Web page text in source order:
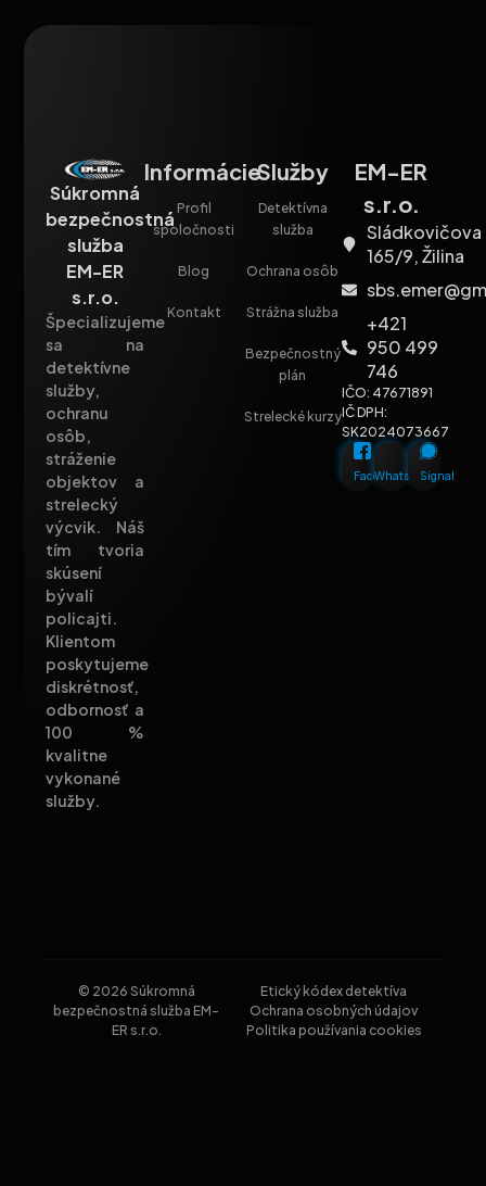
Súkromná
bezpečnostná
služba
EM-ER
s.r.o.
Špecializujeme
sa na
detektívne
služby,
ochranu
osôb,
stráženie
objektov a
strelecký
výcvik. Náš
tím tvoria
skúsení
bývalí
policajti.
Klientom
poskytujeme
diskrétnosť,
odbornosť a
100 %
kvalitne
vykonané
služby.
Informácie
Profil
spoločnosti
Blog
Kontakt
Služby
Detektívna
služba
Ochrana osôb
Strážna služba
Bezpečnostný
plán
Strelecké kurzy
EM-ER
s.r.o.
Sládkovičova
165/9, Žilina
+421
950 499
746
IČO: 47671891
IČ DPH:
SK2024073667
Facebook
WhatsappSignal
© 2026 Súkromná
bezpečnostná služba EM-
ER s.r.o.
Etický kódex detektíva
Ochrana osobných údajov
Politika používania cookies